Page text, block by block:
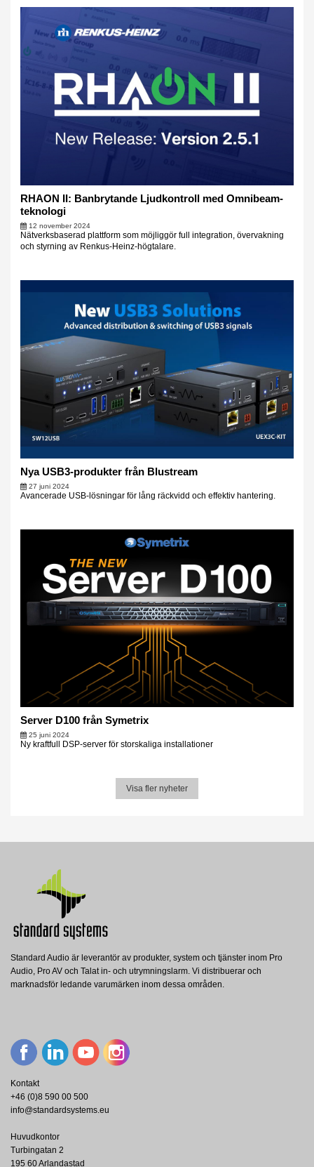
RHAON II: Banbrytande Ljudkontroll med Omnibeam-
teknologi
12 november 2024
Nätverksbaserad plattform som möjliggör full integration, övervakning
och styrning av Renkus-Heinz-högtalare.
Nya USB3-produkter från Blustream
27 juni 2024
Avancerade USB-lösningar för lång räckvidd och effektiv hantering.
Server D100 från Symetrix
25 juni 2024
Ny kraftfull DSP-server för storskaliga installationer
Visa fler nyheter
Standard Audio är leverantör av produkter, system och tjänster inom Pro
Audio, Pro AV och Talat in- och utrymningslarm. Vi distribuerar och
marknadsför ledande varumärken inom dessa områden.
Kontakt
+46 (0)8 590 00 500
info@standardsystems.eu
Huvudkontor
Turbingatan 2
195 60 Arlandastad